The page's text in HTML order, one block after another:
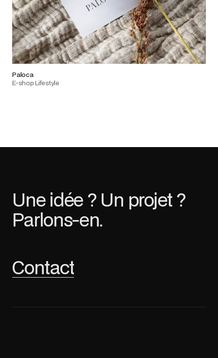
Paloca
E-shop Lifestyle
Une idée ? Un projet ?
Parlons-en.
Contact